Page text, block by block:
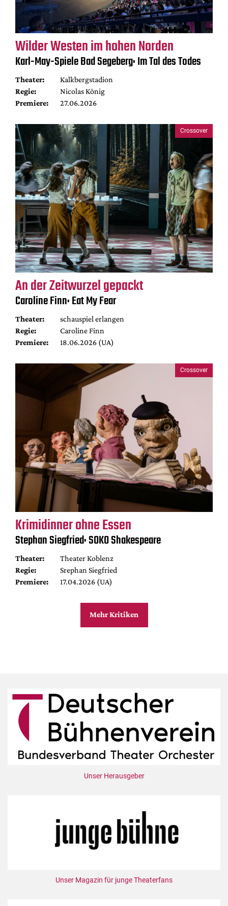
Wilder Westen im hohen Norden
Karl-May-Spiele Bad Segeberg: Im Tal des Todes
Theater:
Kalkbergstadion
Regie:
Nicolas König
Premiere:
27.06.2026
Crossover
An der Zeitwurzel gepackt
Caroline Finn: Eat My Fear
Theater:
schauspiel erlangen
Regie:
Caroline Finn
Premiere:
18.06.2026 (UA)
Crossover
Krimidinner ohne Essen
Stephan Siegfried: SOKO Shakespeare
Theater:
Theater Koblenz
Regie:
Srephan Siegfried
Premiere:
17.04.2026 (UA)
Mehr Kritiken
Unser Herausgeber
Unser Magazin für junge Theaterfans